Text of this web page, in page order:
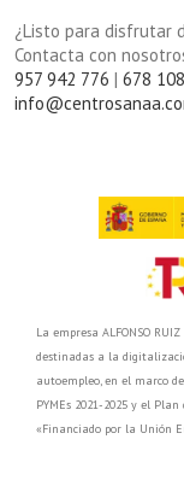
¿Listo para disfrutar
Contacta con
957 942 776 | 678
La empresa ALFONSO
destinadas a la
autoempleo, en el marco
PYMEs 2021-2025 y el
«Financiado por la Unión